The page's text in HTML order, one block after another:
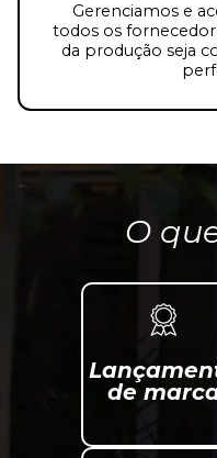
Gerenciamos e
todos os
da produção seja
O
de